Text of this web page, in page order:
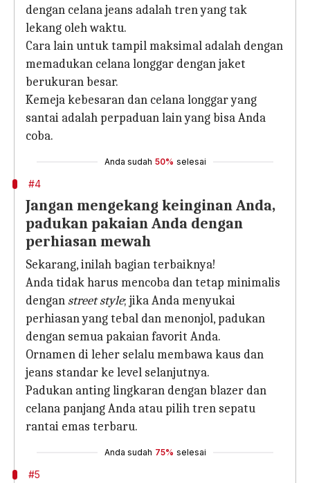
dengan celana jeans adalah tren yang tak
lekang oleh waktu.
Cara lain untuk tampil maksimal adalah dengan
memadukan celana longgar dengan jaket
berukuran besar.
Kemeja kebesaran dan celana longgar yang
santai adalah perpaduan lain yang bisa Anda
coba.
Anda sudah 50% selesai
#4
Jangan mengekang keinginan Anda,
padukan pakaian Anda dengan
perhiasan mewah
Sekarang, inilah bagian terbaiknya!
Anda tidak harus mencoba dan tetap minimalis
dengan street style; jika Anda menyukai
perhiasan yang tebal dan menonjol, padukan
dengan semua pakaian favorit Anda.
Ornamen di leher selalu membawa kaus dan
jeans standar ke level selanjutnya.
Padukan anting lingkaran dengan blazer dan
celana panjang Anda atau pilih tren sepatu
rantai emas terbaru.
Anda sudah 75% selesai
#5